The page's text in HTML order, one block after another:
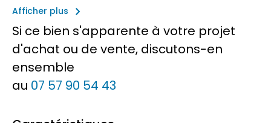
Afficher plus
keyboard_arrow_right
Si ce bien s'apparente à votre projet
d'achat ou de vente, discutons-en
ensemble
au 07 57 90 54 43